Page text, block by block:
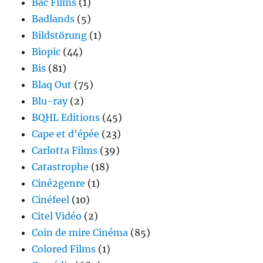
Badlands (5)
Bildstörung (1)
Biopic (44)
Bis (81)
Blaq Out (75)
Blu-ray(2)
BQHL Editions (45)
Cape et d'épée (23)
Carlotta Films (39)
Catastrophe (18)
Ciné2genre (1)
Cinéfeel (10)
Citel Vidéo (2)
Coin de mire Cinéma (85)
Colored Films (1)